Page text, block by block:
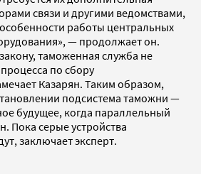
связи и другими ведомствами,
работы центральных
— продолжает он.
таможенная служба не
по сбору
Казарян. Таким образом,
подсистема таможни —
будущее, когда параллельный
Пока серые устройства
заключает эксперт.